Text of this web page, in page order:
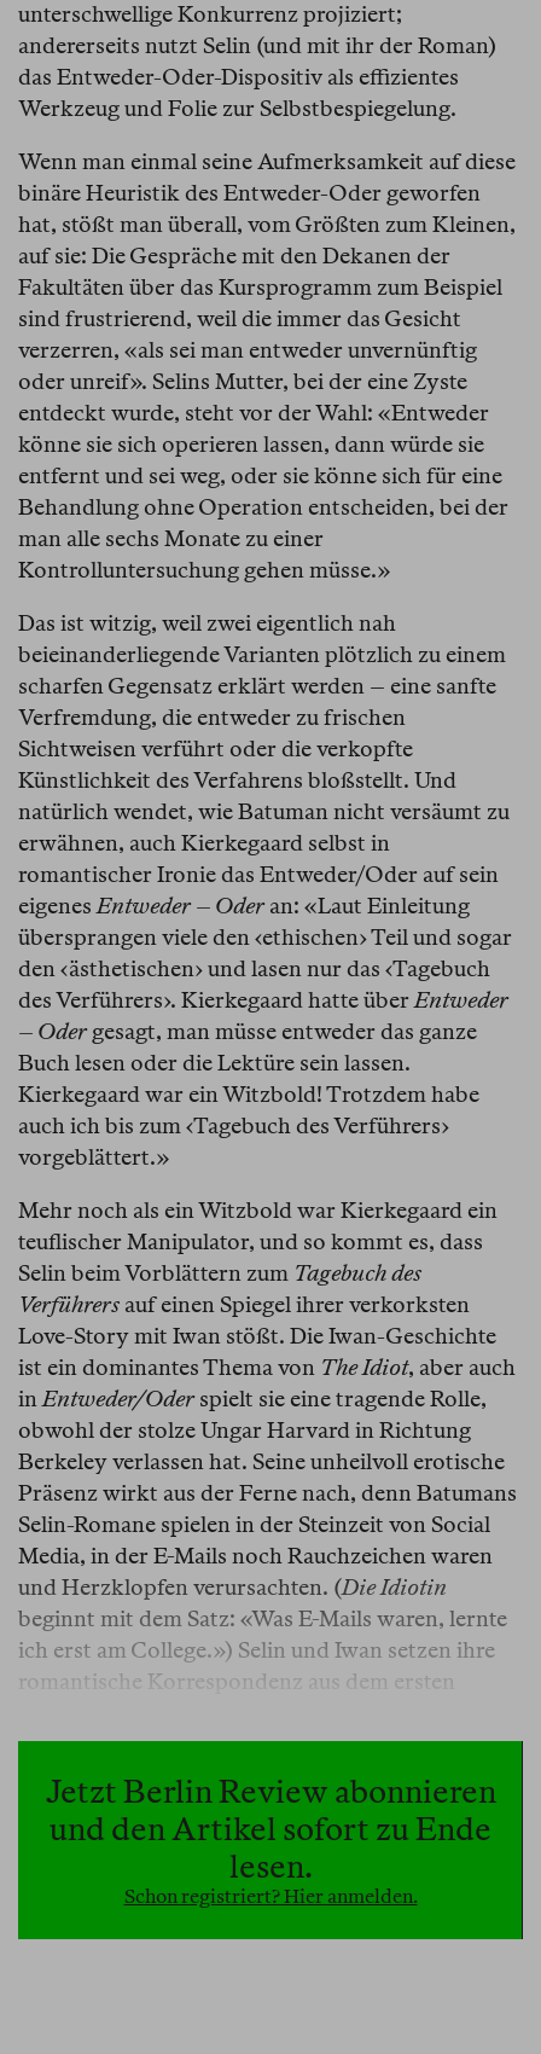
unterschwellige Konkurrenz projiziert;
andererseits nutzt Selin (und mit ihr der Roman)
das Entweder-Oder-Dispositiv als effizientes
Werkzeug und Folie zur Selbstbespiegelung.
Wenn man einmal seine Aufmerksamkeit auf diese
binäre Heuristik des Entweder-Oder geworfen
hat, stößt man überall, vom Größten zum Kleinen,
auf sie: Die Gespräche mit den Dekanen der
Fakultäten über das Kursprogramm zum Beispiel
sind frustrierend, weil die immer das Gesicht
verzerren, «als sei man entweder unvernünftig
oder unreif». Selins Mutter, bei der eine Zyste
entdeckt wurde, steht vor der Wahl: «Entweder
könne sie sich operieren lassen, dann würde sie
entfernt und sei weg, oder sie könne sich für eine
Behandlung ohne Operation entscheiden, bei der
man alle sechs Monate zu einer
Kontrolluntersuchung gehen müsse.»
Das ist witzig, weil zwei eigentlich nah
beieinanderliegende Varianten plötzlich zu einem
scharfen Gegensatz erklärt werden – eine sanfte
Verfremdung, die entweder zu frischen
Sichtweisen verführt oder die verkopfte
Künstlichkeit des Verfahrens bloßstellt. Und
natürlich wendet, wie Batuman nicht versäumt zu
erwähnen, auch Kierkegaard selbst in
romantischer Ironie das Entweder/Oder auf sein
eigenesEntweder – Oderan: «Laut Einleitung
übersprangen viele den ‹ethischen› Teil und sogar
den ‹ästhetischen› und lasen nur das ‹Tagebuch
des Verführers›. Kierkegaard hatte überEntweder
– Odergesagt, man müsse entweder das ganze
Buch lesen oder die Lektüre sein lassen.
Kierkegaard war ein Witzbold! Trotzdem habe
auch ich bis zum ‹Tagebuch des Verführers›
vorgeblättert.»
Mehr noch als ein Witzbold war Kierkegaard ein
teuflischer Manipulator, und so kommt es, dass
Selin beim Vorblättern zum Tagebuch des
Verführers auf einen Spiegel ihrer verkorksten
Love-Story mit Iwan stößt. Die Iwan-Geschichte
ist ein dominantes Thema von The Idiot, aber auch
inEntweder/Oderspielt sie eine tragende Rolle,
obwohl der stolze Ungar Harvard in Richtung
Berkeley verlassen hat. Seine unheilvoll erotische
Präsenz wirkt aus der Ferne nach, denn Batumans
Selin-Romane spielen in der Steinzeit von Social
Media, in der E-Mails noch Rauchzeichen waren
und Herzklopfen verursachten. (Die Idiotin
beginnt mit dem Satz: «Was E-Mails waren, lernte
ich erst am College.») Selin und Iwan setzen ihre
romantische Korrespondenz aus dem ersten
Enactment toxischer Briefwechsel des 19.
Jahrhunderts fort, angereichert um den frühreif
metaliterarischenbrat-Humor von Ivy-League-
Studierenden, aber mit dem Unterschied, dass sich
Selin nicht so leicht unterkriegen lässt wie die
Damenopfer der sentimentalen Romanciers.
Jetzt Berlin Review abonnieren
und den Artikel sofort zu Ende
lesen.
Schon registriert? Hier anmelden.